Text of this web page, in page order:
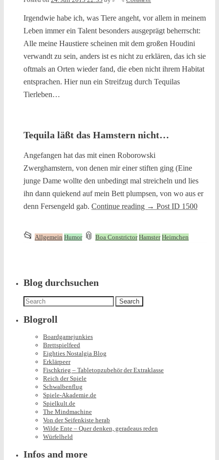
Irgendwie habe ich, was Tiere angeht, vor allem in meinem
Leben immer ein Talent besonders ausgeprägt beherrscht:
Alle meine Haustiere scheinen mit dem großen Houdini
verwandt zu sein, anders ist es nicht zu erklären, das ich sie
oftmals an Orten wieder fand, die eben nicht ihrem Habitat
entsprachen. Hier nun ein Streifzug durch Tequilas
Tierleben…
Tequila läßt das Hamstern nicht…
Angefangen hat das mit einen Roborowski
Zwerghamstern, von denen mir einer stiften ging (Eine
junge Dame wollte den unbedingt mal streicheln und lies
ihn dann quiekend auf mein Bett plumpsen, von wo aus er
denn Fersengeld gab. Continue reading → Post ID 1500
📂 This
in
Allgemein Humor 📎 and
Boa Constrictor Hamster Heimchen
Blog durchsuchen
Search
for:
Blogroll
Boardgamejunkies
Brettspielfeed
Eighties Nostalgia Blog
Erklärpeer
Fischkrieg – Tabletopzubehör der Extraklasse
Reich der Spiele
Schwalbenflug
Spiele-Akademie.de
Spielkult.de
The Mindmachine
Von der Seifenkiste herab
Wilde Ente – Quer denken, geradeaus reden
Würfelheld
Infos and more